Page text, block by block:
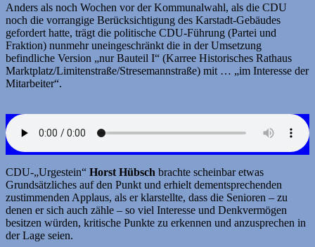
Anders als noch Wochen vor der Kommunalwahl, als die CDU
noch die vorrangige Berücksichtigung des Karstadt-Gebäudes
gefordert hatte, trägt die politische CDU-Führung (Partei und
Fraktion) nunmehr uneingeschränkt die in der Umsetzung
befindliche Version „nur Bauteil I“ (Karree Historisches Rathaus
Marktplatz/Limitenstraße/Stresemannstraße) mit … „im Interesse der
Mitarbeiter“.
CDU-„Urgestein“ Horst Hübsch brachte scheinbar etwas
Grundsätzliches auf den Punkt und erhielt dementsprechenden
zustimmenden Applaus, als er klarstellte, dass die Senioren – zu
denen er sich auch zähle – so viel Interesse und Denkvermögen
besitzen würden, kritische Punkte zu erkennen und anzusprechen in
der Lage seien.